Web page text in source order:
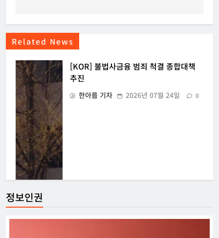
Related News
[KOR] 불법사금융 범죄 척결 종합대책
추진
한아름 기자 2026년 07월 24일 0
정보인권